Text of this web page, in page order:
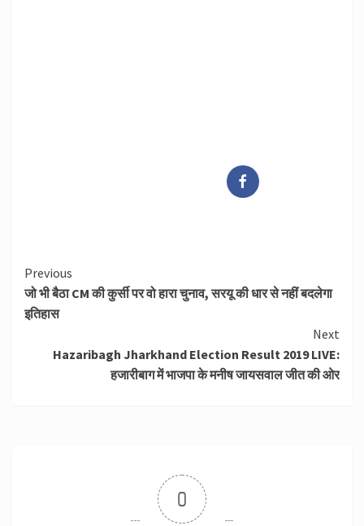
Continue
Reading
Previous
जो भी बैठा CM की कुर्सी पर वो हारा चुनाव, सरयू की धार से नहीं बदलेगा
इतिहास
Next
Hazaribagh Jharkhand Election Result 2019 LIVE:
हजारीबाग में भाजपा के मनीष जायसवाल जीत की ओर
0